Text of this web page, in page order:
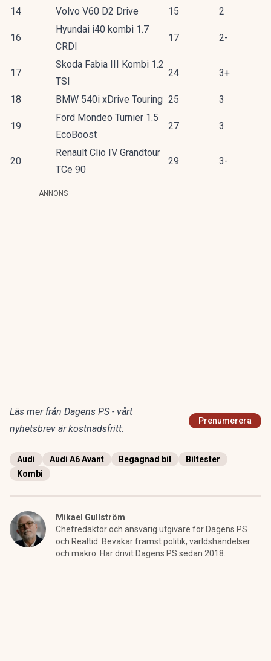
14 Volvo V60 D2 Drive 15 2
16
Hyundai i40 kombi 1.7
CRDI
17 2-
17
Skoda Fabia III Kombi 1.2
TSI
24 3+
18 BMW 540i xDrive Touring 25 3
19
Ford Mondeo Turnier 1.5
EcoBoost
27 3
20
Renault Clio IV Grandtour
TCe 90
29 3-
ANNONS
Läs mer från Dagens PS - vårt
nyhetsbrev är kostnadsfritt:
Prenumerera
Audi Audi A6 Avant Begagnad bil
Biltester
Kombi
Mikael Gullström
Chefredaktör och ansvarig utgivare för Dagens PS
och Realtid. Bevakar främst politik, världshändelser
och makro. Har drivit Dagens PS sedan 2018.